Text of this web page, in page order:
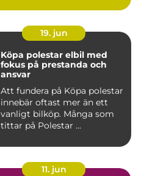
19. jun
Köpa polestar elbil med
fokus på prestanda och
ansvar
Att fundera på Köpa polestar
innebär oftast mer än ett
vanligt bilköp. Många som
tittar på Polestar ...
11. jun